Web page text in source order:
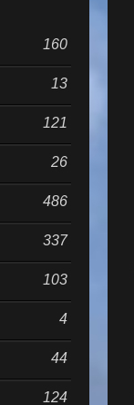
160
13
121
26
486
337
103
4
44
124